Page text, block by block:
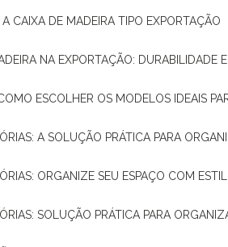
CAIXA DE MADEIRA TIPO EXPORTAÇÃO
NA EXPORTAÇÃO: DURABILIDADE
ESCOLHER OS MODELOS IDEAIS
A SOLUÇÃO PRÁTICA PARA
ORGANIZE SEU ESPAÇO COM
SOLUÇÃO PRÁTICA PARA